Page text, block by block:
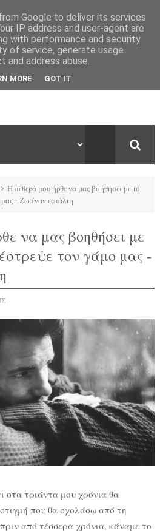
Η πεθερά μου ήρθε να μας βοηθήσει με το
- Ζω έναν εφιάλτη
να μας βοηθήσει με
τον γάμο μας -
στα τριάντα μου χρόνια θα
που θα σχολάσω από τη
από τέσσερα χρόνια, κάναμε το
Google to deliver its services
IP address and user-agent are
with performance and security
of service, generate usage
address abuse.
MORE GOT IT